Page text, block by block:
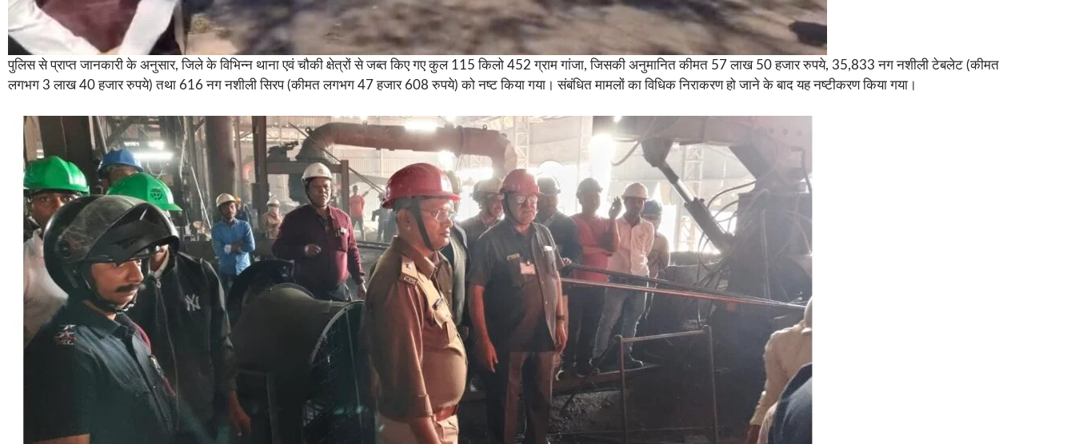
पुलिस से प्राप्त जानकारी के अनुसार, जिले के विभिन्न थाना एवं चौकी क्षेत्रों से जब्त किए गए कुल 115 किलो 452 ग्राम गांजा, जिसकी अनुमानित कीमत 57 लाख 50 हजार रुपये, 35,833 नग नशीली टेबलेट (कीमत
लगभग 3 लाख 40 हजार रुपये) तथा 616 नग नशीली सिरप (कीमत लगभग 47 हजार 608 रुपये) को नष्ट किया गया। संबंधित मामलों का विधिक निराकरण हो जाने के बाद यह नष्टीकरण किया गया।